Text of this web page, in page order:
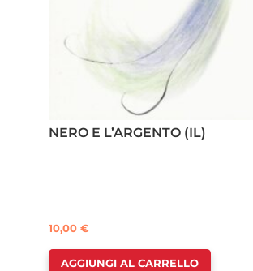
NERO E L’ARGENTO (IL)
10,00 €
AGGIUNGI AL CARRELLO